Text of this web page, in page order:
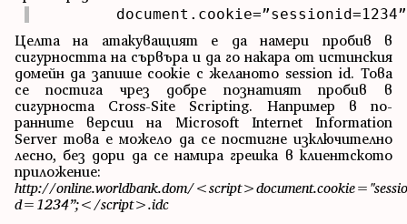
Целта на атакуващият е да намери пробив в
сигурността на сървъра и да го накара от истинския
домейн да запише cookie с желаното session id. Това
се постига чрез добре познатият пробив в
сигурноста Cross-Site Scripting. Например в по-
ранните версии на Microsoft Internet Information
Server това е можело да се постигне изключително
лесно, без дори да се намира грешка в клиентското
приложение:
http://online.worldbank.dom/
d=1234”;</script>.idc